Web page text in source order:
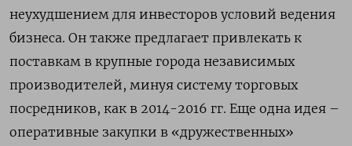
неухудшением для инвесторов условий ведения
бизнеса. Он также предлагает привлекать к
поставкам в крупные города независимых
производителей, минуя систему торговых
посредников, как в 2014-2016 гг. Еще одна идея –
оперативные закупки в «дружественных»